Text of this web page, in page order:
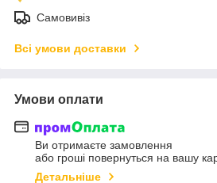
Самовивіз
Всі умови доставки
Умови оплати
Ви отримаєте замовлення
або гроші повернуться на вашу
Детальніше